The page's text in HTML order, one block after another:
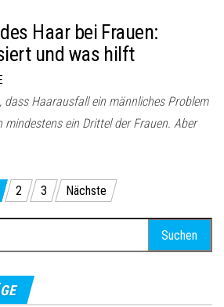
Haar bei Frauen:
und was hilft
dass Haarausfall ein männliches Problem
ein Drittel der Frauen. Aber
2 3 Nächste